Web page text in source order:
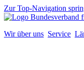
Zur Top-Navigation
Wir über uns Service